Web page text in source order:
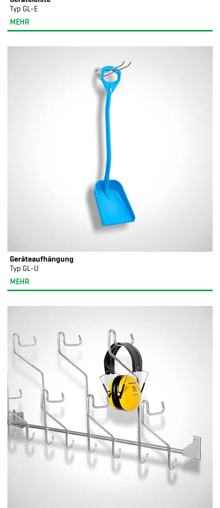
Typ GL-E
MEHR
Geräteaufhängung
Typ GL-U
MEHR